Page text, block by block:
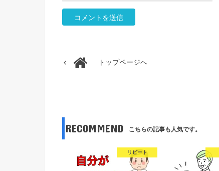
トップページへ
RECOMMEND こちらの記事も人気です。
リピート